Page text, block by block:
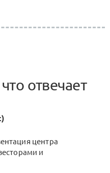
отвечает
центра
и